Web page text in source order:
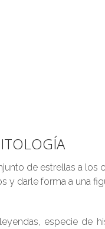
de estrellas a los
y darle forma a una
especie de